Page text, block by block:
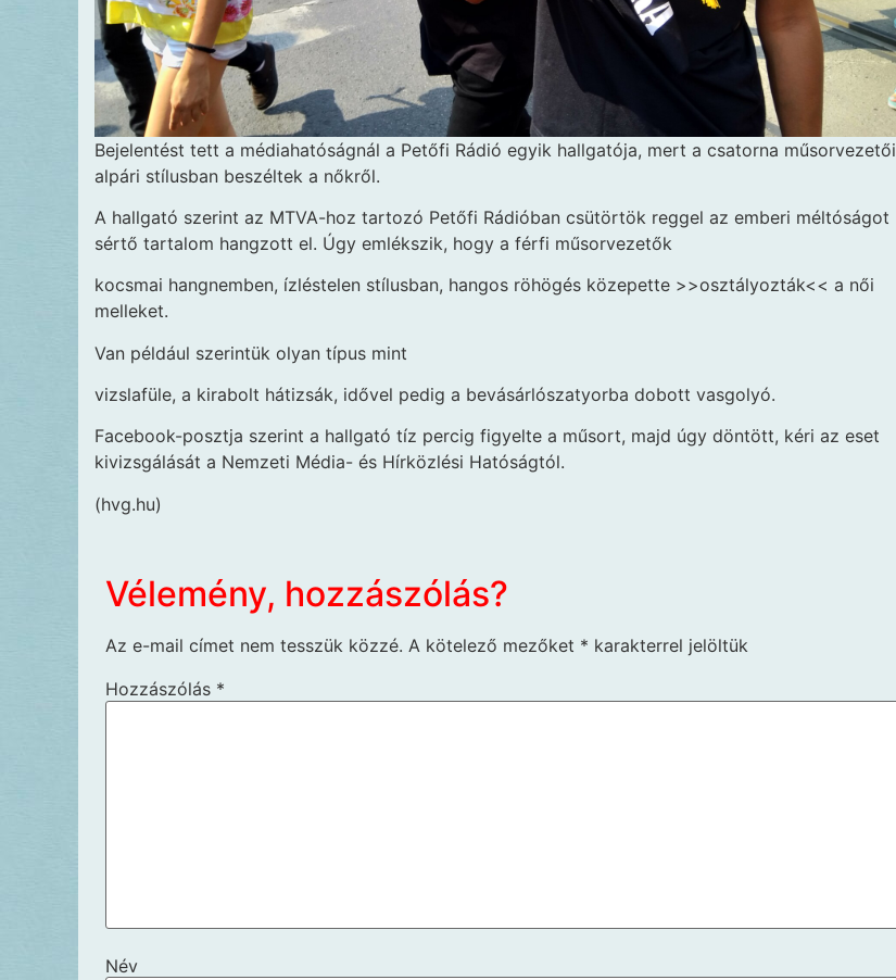
Bejelentést tett a médiahatóságnál a Petőfi Rádió egyik hallgatója, mert a csatorna műsorvezetői
alpári stílusban beszéltek a nőkről.
A hallgató szerint az MTVA-hoz tartozó Petőfi Rádióban csütörtök reggel az emberi méltóságot
sértő tartalom hangzott el. Úgy emlékszik, hogy a férfi műsorvezetők
kocsmai hangnemben, ízléstelen stílusban, hangos röhögés közepette >>osztályozták<< a női
melleket.
Van például szerintük olyan típus mint
vizslafüle, a kirabolt hátizsák, idővel pedig a bevásárlószatyorba dobott vasgolyó.
Facebook-posztja szerint a hallgató tíz percig figyelte a műsort, majd úgy döntött, kéri az eset
kivizsgálását a Nemzeti Média- és Hírközlési Hatóságtól.
(hvg.hu)
Vélemény, hozzászólás?
Az e-mail címet nem tesszük közzé. A kötelező mezőket * karakterrel jelöltük
Hozzászólás *
Név